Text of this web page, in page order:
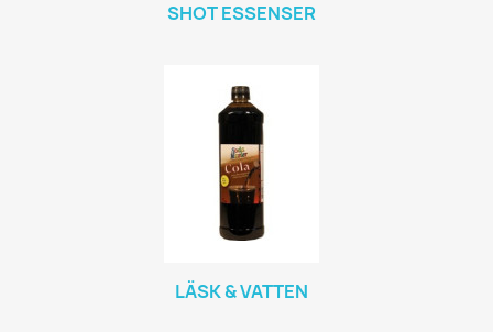
SHOT ESSENSER
LÄSK & VATTEN